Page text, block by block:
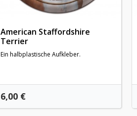
American Staffordshire
Terrier
Ein halbplastische Aufkleber.
Preis
6,00 €